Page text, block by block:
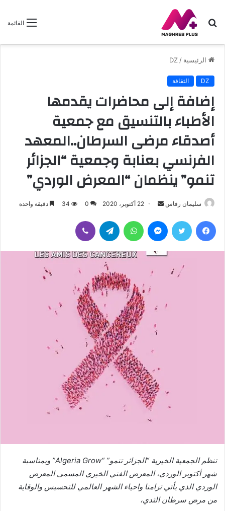
القائمة
بحث
عن
الرئيسية /
DZ
DZ الثقافة
إضافة إلى محاضرات يقدمها
الأطباء بالتنسيق مع جمعية
أصدقاء مرضى السرطان..المعهد
الفرنسي بعنابة وجمعية “الجزائر
تنمو” ينظمان “المعرض الوردي”
سليمان رفاس
أرسل
إلكترونيا
22 أكتوبر، 2020 0
34 دقيقة واحدة
فيسبوك تويتر ماسنجر واتساب تيلقرام
تنظم الجمعية الخيرية “الجزائر تنمو” “Algeria Grow” وبمناسبة
شهر أكتوبر الوردي، المعرض الفني الخيري المسمى المعرض
الوردي الذي يأتي تزامنا واحياء الشهر العالمي للتحسيس والوقاية
من مرض سرطان الثدي،